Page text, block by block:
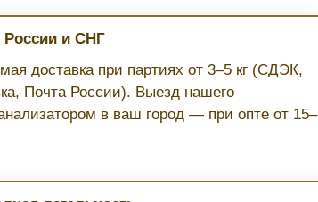
России и СНГ
доставка при партиях от 3–5 кг (СДЭК,
Почта России). Выезд нашего
в ваш город — при опте от 15–